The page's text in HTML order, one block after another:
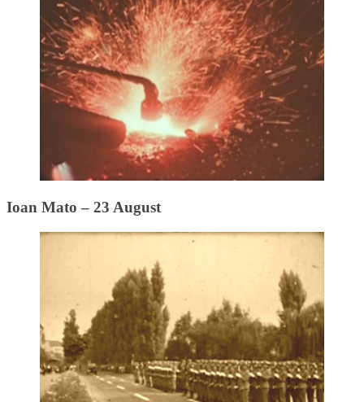
Ioan Mato – 23 August